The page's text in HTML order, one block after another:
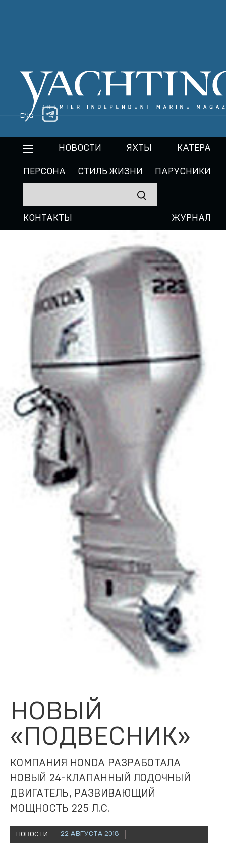
ENG
НОВОСТИ ЯХТЫ КАТЕРА
ПЕРСОНА СТИЛЬ ЖИЗНИ ПАРУСНИКИ
КОНТАКТЫ ЖУРНАЛ
НОВЫЙ
«ПОДВЕСНИК»
КОМПАНИЯ HONDA РАЗРАБОТАЛА
НОВЫЙ 24-КЛАПАННЫЙ ЛОДОЧНЫЙ
ДВИГАТЕЛЬ, РАЗВИВАЮЩИЙ
МОЩНОСТЬ 225 Л.С.
НОВОСТИ 22 АВГУСТА 2018